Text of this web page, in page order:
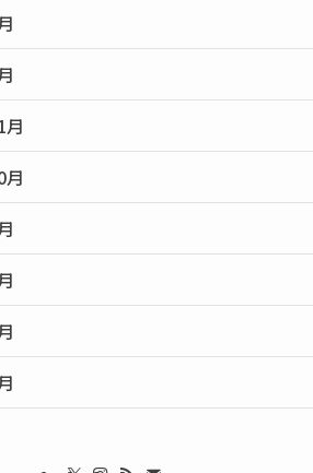
月
月